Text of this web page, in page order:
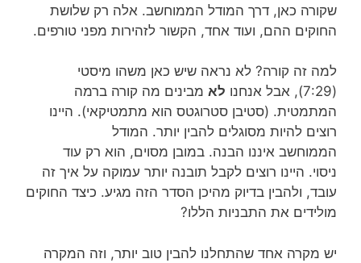
שקורה כאן, דרך המודל הממוחשב. אלה רק שלושת
החוקים ההם, ועוד אחד, הקשור לזהירות מפני טורפים.
למה זה קורה? לא נראה שיש כאן משהו מיסטי
(7:29),
אבל אנחנו לא מבינים מה קורה ברמה
המתמטית. (סטיבן סטרוגטס הוא מתמטיקאי). היינו
רוצים להיות מסוגלים להבין יותר. המודל
הממוחשב איננו הבנה. במובן מסוים, הוא רק עוד
ניסוי. היינו רוצים לקבל תובנה יותר עמוקה על איך זה
עובד, ולהבין בדיוק מהיכן הסדר הזה מגיע. כיצד החוקים
מולידים את התבניות הללו?
יש מקרה אחד שהתחלנו להבין טוב יותר, וזה המקרה